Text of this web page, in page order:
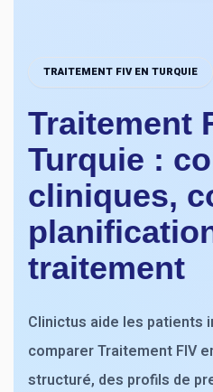
TRAITEMENT FIV EN TURQUIE
Traitement
Turquie :
cliniques,
traitement
Clinictus aide les patients
comparer Traitement FIV
structuré, des profils de